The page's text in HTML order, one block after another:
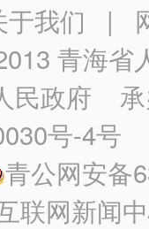
于我们 |
青海省
民政府 承
号-4号
青公网安备
联网新闻